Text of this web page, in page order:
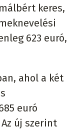
keres,
623 euró,
ahol a két
euró
új szerint